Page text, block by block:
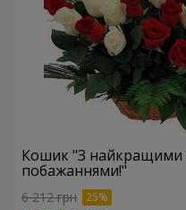
Кошик "З найкращими
побажаннями!"
6 212 грн